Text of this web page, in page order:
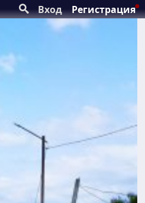
Вход Регистрация